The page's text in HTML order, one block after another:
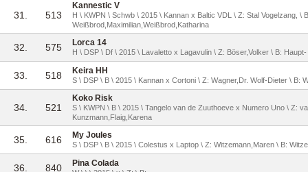
31. 513
Kannestic V
H \ KWPN \ Schwb \ 2015 \ Kannan x Baltic VDL \ Z: Stal Vogelzang, \
Weißbrod,Maximilian,Weißbrod,Katharina
32. 575 Lorca 14
H \ DSP \ Df \ 2015 \ Lavaletto x Lagavulin \ Z: Böser,Volker \ B:
33. 518 Keira HH
S \ DSP \ B \ 2015 \ Kannan x Cortoni \ Z: Wagner,Dr. Wolf-Dieter \ B:
34. 521
Koko Risk
S \ KWPN \ B \ 2015 \ Tangelo van de Zuuthoeve x Numero Uno \ Z:
Kunzmann,Flaig,Karena
35. 616 My Joules
S \ DSP \ B \ 2015 \ Colestus x Laptop \ Z: Witzemann,Maren \ B:
36. 840 Pina Colada